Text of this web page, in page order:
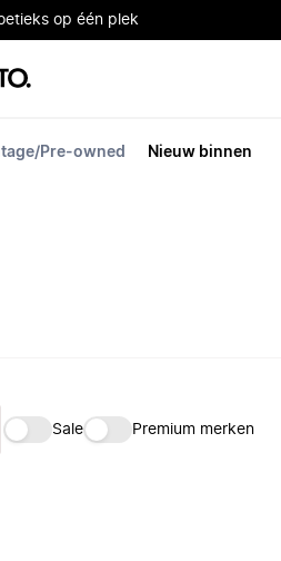
op één plek
Pre-owned Nieuw binnen
Sale Premium merken